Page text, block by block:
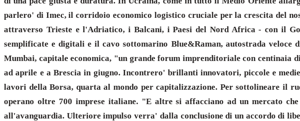
parlero' di Imec, il corridoio economico logistico cruciale per la crescita del
attraverso Trieste e l'Adriatico, i Balcani, i Paesi del Nord Africa - con il
semplificate e digitali e il cavo sottomarino Blue&Raman, autostrada
Mumbai, capitale economica, "un grande forum imprenditoriale con centinaia
ad aprile e a Brescia in giugno. Incontrero' brillanti innovatori, piccole e
lavori della Borsa, quarta al mondo per capitalizzazione. Per sottolineare il
operano oltre 700 imprese italiane. "E altre si affacciano ad un mercato
all'avanguardia. Ulteriore impulso verra' dalla conclusione di un accordo di